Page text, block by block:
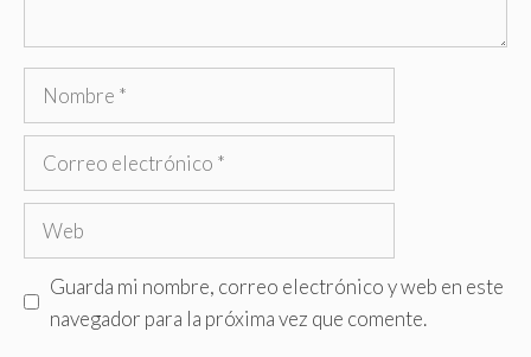
Nombre
Correo
Web
Guarda mi nombre, correo electrónico y web en este
navegador para la próxima vez que comente.